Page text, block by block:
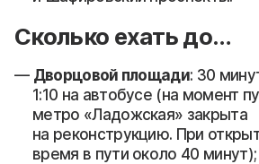
Сколько ехать до…
Дворцовой площади: 30
1:10 на автобусе (на момент
метро «Ладожская» закрыта
на реконструкцию. При
время в пути около 40 минут);